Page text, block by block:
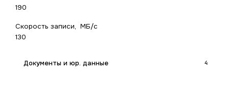
190
Скорость записи, МБ/с
130
Документы и юр. данные 4